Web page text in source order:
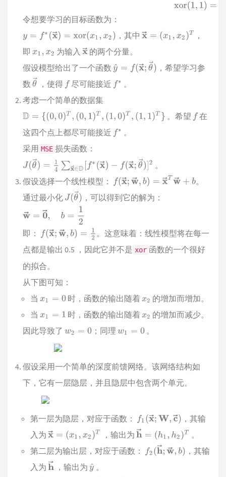
令想要学习的目标函数为：
，其中
，
即
为输入
的两个分量。
假设模型给出了一个函数
，希望学习参
数
，使得 尽可能接近
。
考虑一个简单的数据集
。希望
在
这四个点上都尽可能接近
。
采用 MSE 损失函数：
。
假设选择一个线性模型：
。
通过最小化
，可以得到它的解为：
即：
。这意味着：线性模型将在每一
点都是输出 0.5 ，因此它并不是 xor 函数的一个很好
的拟合。
从下图可知：
当
时，函数的输出随着
的增加而增加。
当
时，函数的输出随着
的增加而减少。
因此导致了
；同理 。
假设采用一个简单的深度前馈网络。该网络结构如
下，它有一层隐层，并且隐层中包含两个单元。
第一层为隐层，对应于函数：
，其输
入为
，输出为
。
第二层为输出层，对应于函数：
，其输
入为
，输出为
。